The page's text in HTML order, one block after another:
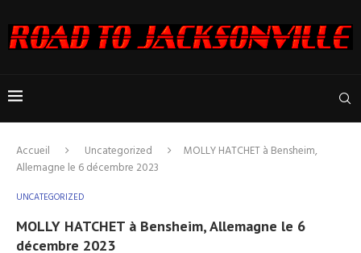
Accueil Uncategorized
MOLLY HATCHET à Bensheim,
Allemagne le 6 décembre 2023
UNCATEGORIZED
MOLLY HATCHET à Bensheim, Allemagne le 6
décembre 2023